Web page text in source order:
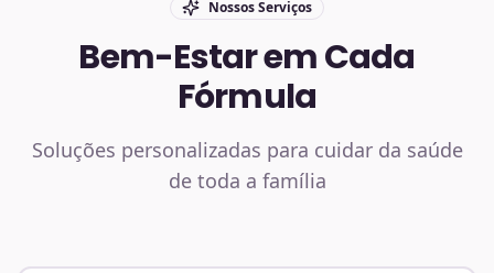
Nossos Serviços
Bem-Estar em Cada
Fórmula
Soluções personalizadas para cuidar da saúde
de toda a família